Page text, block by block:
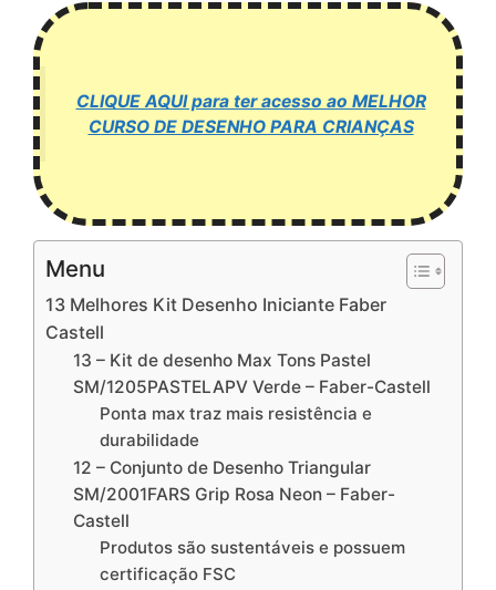
CLIQUE AQUI para ter acesso ao MELHOR
CURSO DE DESENHO PARA CRIANÇAS
Menu
13 Melhores Kit Desenho Iniciante Faber
Castell
13 – Kit de desenho Max Tons Pastel
SM/1205PASTELAPV Verde – Faber-Castell
Ponta max traz mais resistência e
durabilidade
12 – Conjunto de Desenho Triangular
SM/2001FARS Grip Rosa Neon – Faber-
Castell
Produtos são sustentáveis e possuem
certificação FSC